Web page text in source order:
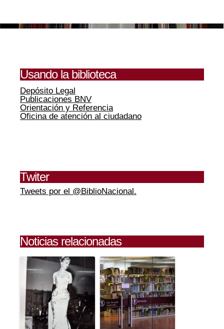
Usando la biblioteca
Depósito Legal
Publicaciones BNV
Orientación y Referencia
Oficina de atención al ciudadano
Twiter
Tweets por el @BiblioNacional.
Noticias relacionadas